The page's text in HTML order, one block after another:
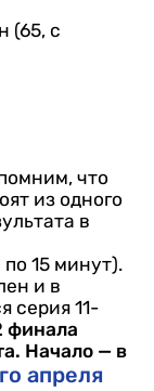
(65, с
что
из одного
в
15 минут).
и в
серия 11-
финала
Начало — в
апреля